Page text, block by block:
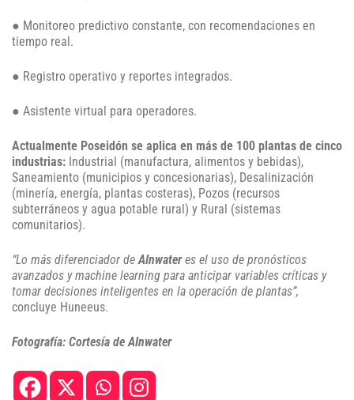
● Monitoreo predictivo constante, con recomendaciones en
tiempo real.
● Registro operativo y reportes integrados.
● Asistente virtual para operadores.
Actualmente Poseidón se aplica en más de 100 plantas de cinco
industrias: Industrial (manufactura, alimentos y bebidas),
Saneamiento (municipios y concesionarias), Desalinización
(minería, energía, plantas costeras), Pozos (recursos
subterráneos y agua potable rural) y Rural (sistemas
comunitarios).
“Lo más diferenciador deAInwateres el uso de pronósticos
avanzados y machine learning para anticipar variables críticas y
tomar decisiones inteligentes en la operación de plantas”,
concluye Huneeus.
Fotografía: Cortesía de AInwater